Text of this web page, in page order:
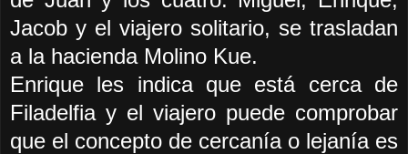
Jacob y el viajero solitario, se trasladan
a la hacienda Molino Kue.
Enrique les indica que está cerca de
Filadelfia y el viajero puede comprobar
que el concepto de cercanía o lejanía es